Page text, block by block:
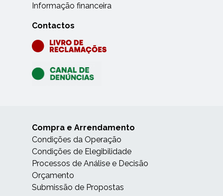
Informação financeira
Contactos
Compra e Arrendamento
Condições da Operação
Condições de Elegibilidade
Processos de Análise e Decisão
Orçamento
Submissão de Propostas